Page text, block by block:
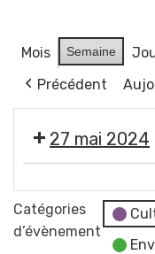
Mois Semaine
Précédent
27 mai 2024
France
Services
Catégories
d’évènement